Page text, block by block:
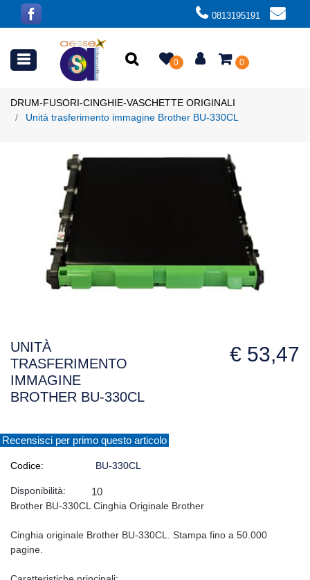
0813195191
Open menu 0 0
DRUM-FUSORI-CINGHIE-VASCHETTE ORIGINALI
Unità trasferimento immagine Brother BU-330CL
UNITÀ
TRASFERIMENTO
IMMAGINE
BROTHER BU-330CL
€ 53,47
Recensisci per primo questo articolo
Codice: BU-330CL
Disponibilità: 10
Brother BU-330CL Cinghia Originale Brother
Cinghia originale Brother BU-330CL. Stampa fino a 50.000
pagine.